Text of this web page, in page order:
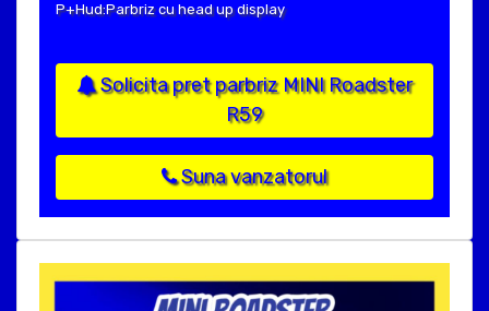
P+Hud:Parbriz cu head up display
Solicita pret parbriz MINI Roadster
R59
Suna vanzatorul